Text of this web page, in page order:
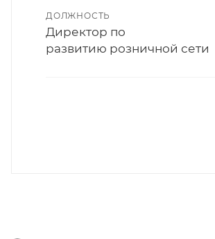
ДОЛЖНОСТЬ
Директор по
развитию розничной сети